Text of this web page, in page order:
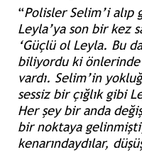
“Polisler Selim’i
Leyla’ya son bir kez
‘Güçlü ol Leyla. Bu
biliyordu ki
vardı. Selim’in
sessiz bir çığlık gibi
Her şey bir anda
bir noktaya
kenarındaydılar,